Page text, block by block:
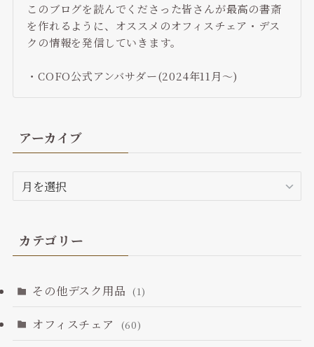
このブログを読んでくださった皆さんが最高の書斎
を作れるように、オススメのオフィスチェア・デス
クの情報を発信していきます。
・COFO公式アンバサダー(2024年11月～)
アーカイブ
ー
ブ
カテゴリー
その他デスク用品 (1)
オフィスチェア (60)